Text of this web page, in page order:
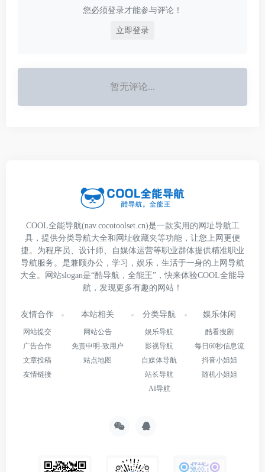
您必须登录才能参与评论！
立即登录
暂无评论...
COOL全能导航(nav.cocotoolset.cn)是一款实用的网址导航工
具，提供分类导航大全和网址收藏夹等功能，让您上网更便
捷。为程序员、设计师、自媒体运营等职业群体提供精准职业
导航服务。是兼顾办公，学习，娱乐，生活于一身的上网导航
大全。网站slogan是“酷导航，全能王”，快来体验COOL全能导
航，发现更多有趣的网站！
友情合作
网站提交
广告合作
文章投稿
友情链接
本站相关
网站公告
免责申明-致用户
站点地图
分类导航
娱乐导航
影视导航
自媒体导航
站长导航
AI导航
娱乐休闲
酷看搜剧
每日60秒信息流
抖音小姐姐
随机小姐姐